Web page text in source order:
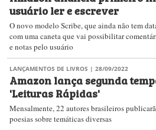
usuário ler e escrever
O novo modelo Scribe, que ainda não tem
com uma caneta que vai possibilitar
e notas pelo usuário
LANÇAMENTOS DE LIVROS | 28/09/2022
Amazon lança segunda
'Leituras Rápidas'
Mensalmente, 22 autores brasileiros
poesias sobre temáticas diversas